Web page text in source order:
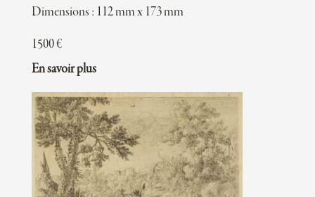
Dimensions : 112 mm x 173 mm
1500€
En savoir plus